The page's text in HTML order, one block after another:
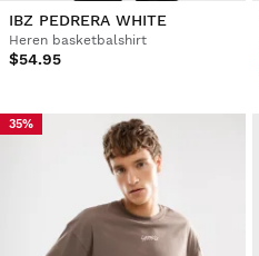
IBZ PEDRERA WHITE
Heren basketbalshirt
$54.95
35%